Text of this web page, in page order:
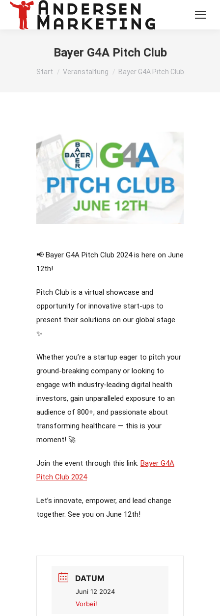
Bayer G4A Pitch Club
Sie befinden sich hier:
Start Veranstaltung Bayer G4A Pitch Club
📢 Bayer G4A Pitch Club 2024 is here on June
12th!
Pitch Club is a virtual showcase and
opportunity for innovative start-ups to
present their solutions on our global stage.
✨
Whether you’re a startup eager to pitch your
ground-breaking company or looking to
engage with industry-leading digital health
investors, gain unparalleled exposure to an
audience of 800+, and passionate about
transforming healthcare — this is your
moment! 🚀
Join the event through this link: Bayer G4A
Pitch Club 2024
Let’s innovate, empower, and lead change
together. See you on June 12th!
DATUM
Juni 12 2024
Vorbei!